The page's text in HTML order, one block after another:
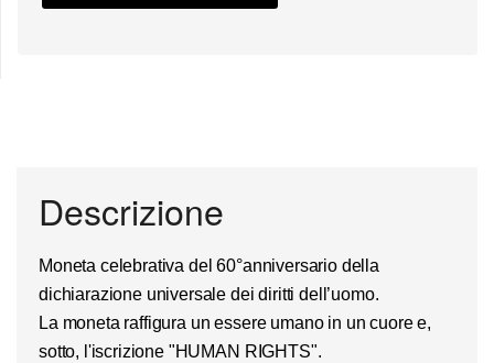
Descrizione
Moneta celebrativa del 60°anniversario della
dichiarazione universale dei diritti dell’uomo.
La moneta raffigura un essere umano in un cuore e,
sotto, l'iscrizione "HUMAN RIGHTS".